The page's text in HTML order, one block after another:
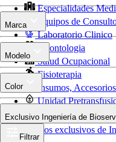
Especialidades
Equipos de
Laboratorio Clinico
Odontologia
Salud Ocupacional
Fisioterapia
Insumos,
Unidad
Todos nuestros
Marca
Modelo
Color
Exclusivo Ingeniería de
Productos exclusivos de
Filtrar